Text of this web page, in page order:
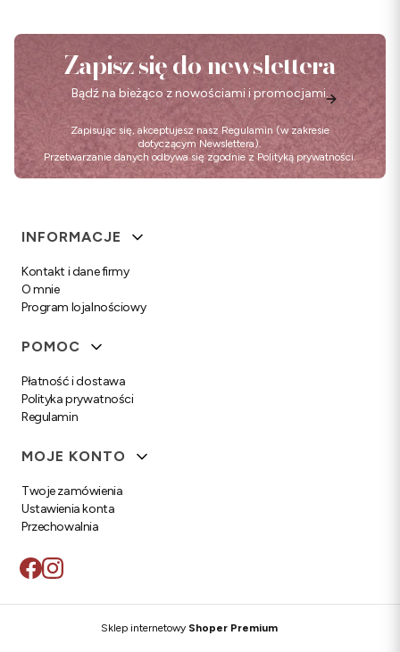
Zapisz się do newslettera
Bądź na bieżąco z nowościami i promocjami.
Zapisując się, akceptujesz nasz Regulamin (w zakresie
dotyczącym Newslettera).
Przetwarzanie danych odbywa się zgodnie z Polityką prywatności.
Linki w stopce
INFORMACJE
Kontakt i dane firmy
O mnie
Program lojalnościowy
POMOC
Płatność i dostawa
Polityka prywatności
Regulamin
MOJE KONTO
Twoje zamówienia
Ustawienia konta
Przechowalnia
Sklep internetowy Shoper Premium